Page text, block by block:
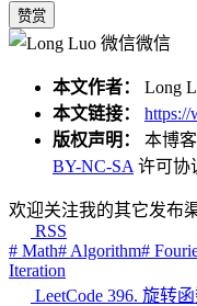
赞赏
微信
本文作者： Long
本文链接：
https://
版权声明： 本博
BY-NC-SA 许可协
欢迎关注我的其它发布
RSS
# Math# Algorithm#
Iteration
LeetCode 396. 旋转